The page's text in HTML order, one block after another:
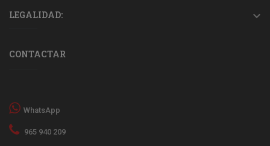
LEGALIDAD: 
CONTACTAR
WhatsApp
965 940 209